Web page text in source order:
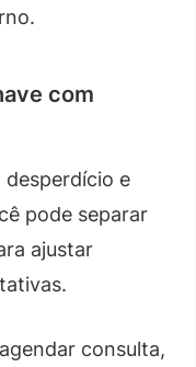
com
desperdício e
pode separar
ajustar
consulta,